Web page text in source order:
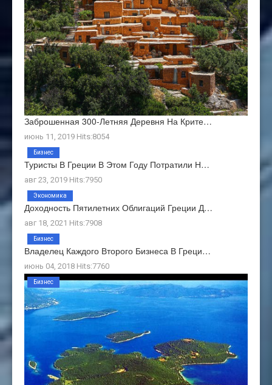
Заброшенная 300-Летняя Деревня На Крите…
июнь 11, 2019 Hits:8054
Туристы В Греции В Этом Году Потратили Н…
авг 23, 2019 Hits:7950
Бизнес
Доходность Пятилетних Облигаций Греции Д…
авг 18, 2021 Hits:7908
Экономика
Владелец Каждого Второго Бизнеса В Греци…
июнь 04, 2018 Hits:7760
Бизнес
Бизнес